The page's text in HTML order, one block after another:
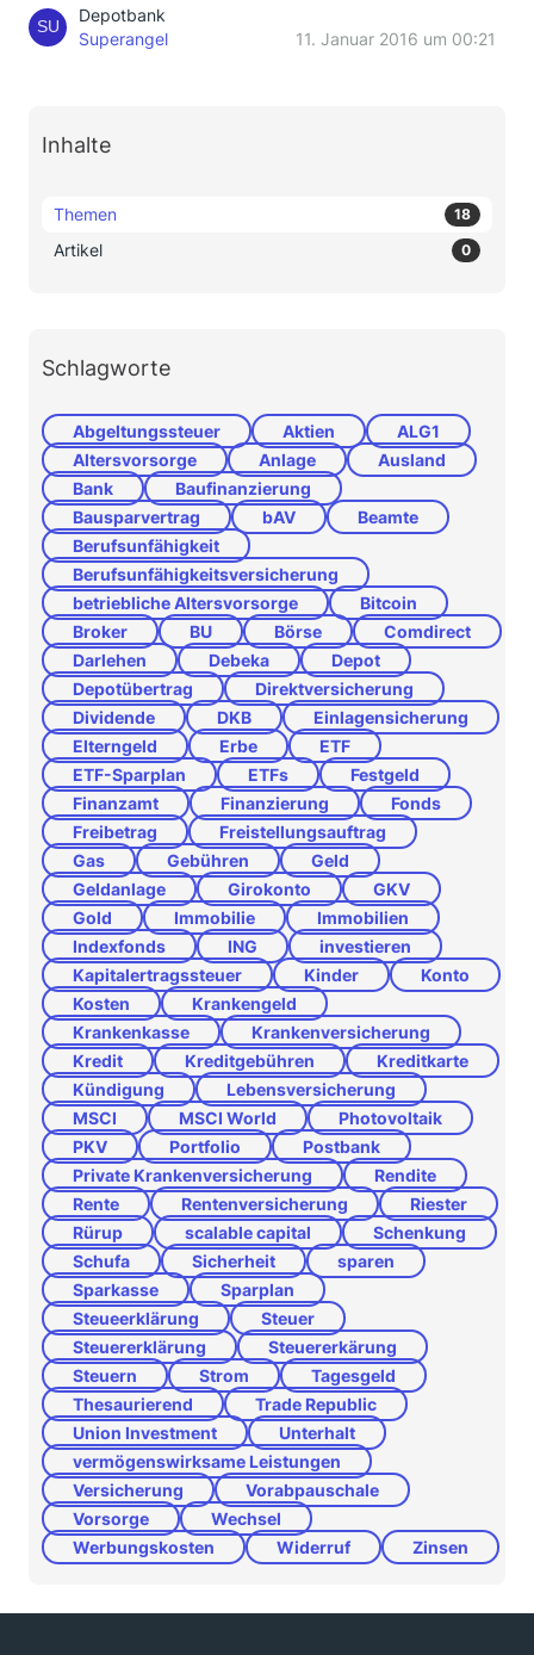
Depotbank
Superangel
11. Januar 2016 um 00:21
Inhalte
Themen 18
Artikel 0
Schlagworte
Abgeltungssteuer Aktien
ALG1
Altersvorsorge
Anlage
Ausland
Bank
Baufinanzierung
Bausparvertrag
bAV
Beamte
Berufsunfähigkeit
Berufsunfähigkeitsversicherung
betriebliche Altersvorsorge
Bitcoin
Broker
BU Börse
Comdirect
Darlehen
Debeka
Depot
Depotübertrag
Direktversicherung
Dividende
DKB
Einlagensicherung
Elterngeld
Erbe
ETF
ETF-Sparplan
ETFs
Festgeld
Finanzamt
Finanzierung
Fonds
Freibetrag
Freistellungsauftrag
Gas
Gebühren
Geld
Geldanlage
Girokonto
GKV
Gold
Immobilie
Immobilien
Indexfonds
ING
investieren
Kapitalertragssteuer
Kinder
Konto
Kosten
Krankengeld
Krankenkasse
Krankenversicherung
Kredit
Kreditgebühren
Kreditkarte
Kündigung
Lebensversicherung
MSCI
MSCI World
Photovoltaik
PKV
Portfolio
Postbank
Private Krankenversicherung
Rendite
Rente
Rentenversicherung
Riester
Rürup
scalable capital
Schenkung
Schufa
Sicherheit
sparen
Sparkasse
Sparplan
Steueerklärung
Steuer
Steuererklärung
Steuererkärung
Steuern
Strom
Tagesgeld
Thesaurierend
Trade Republic
Union Investment
Unterhalt
vermögenswirksame Leistungen
Versicherung
Vorabpauschale
Vorsorge
Wechsel
Werbungskosten
Widerruf Zinsen